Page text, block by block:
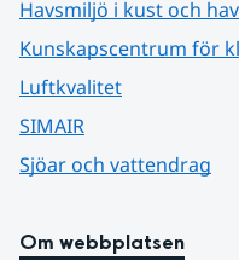
Havsmiljö i kust och hav
Kunskapscentrum för
Luftkvalitet
SIMAIR
Sjöar och vattendrag
Om webbplatsen